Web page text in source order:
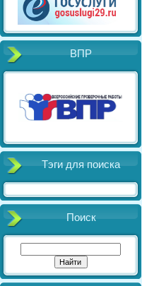
ВПР
Тэги для поиска
Поиск